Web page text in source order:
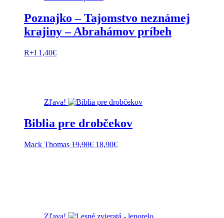
Poznajko – Tajomstvo neznámej
krajiny – Abrahámov príbeh
R+I 1,40€
Zľava!
Biblia pre drobčekov
Mack Thomas 19,90€ Pôvodná
18,90€Aktuálna